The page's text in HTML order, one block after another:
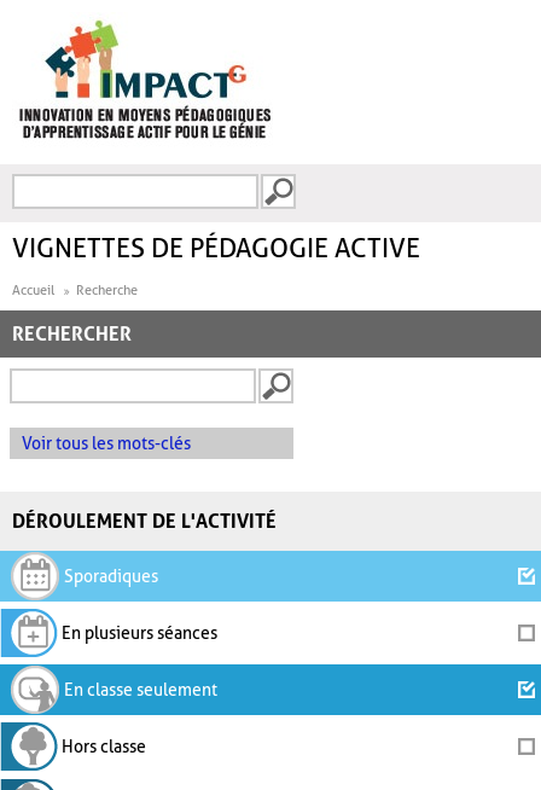
FORMULAIRE DE
VIGNETTES DE PÉDAGOGIE ACTIVE
Accueil Recherche
RECHERCHER
Voir tous les mots-clés
DÉROULEMENT DE L'ACTIVITÉ
Sporadiques
En plusieurs séances
En classe seulement
Hors classe